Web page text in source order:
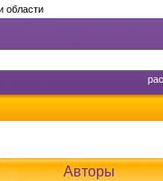
области
Авторы